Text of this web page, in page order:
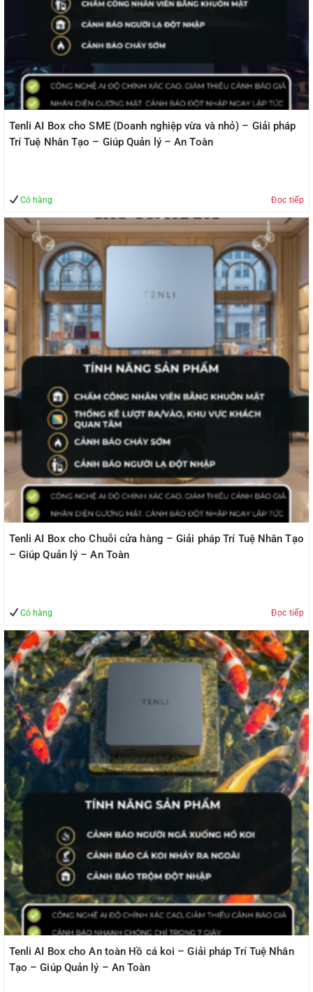
Tenli AI Box cho SME (Doanh nghiệp vừa và nhỏ) – Giải pháp
Trí Tuệ Nhân Tạo – Giúp Quản lý – An Toàn
Có hàng Đọc tiếp
Tenli AI Box cho Chuỗi cửa hàng – Giải pháp Trí Tuệ Nhân Tạo
– Giúp Quản lý – An Toàn
Có hàng Đọc tiếp
Tenli AI Box cho An toàn Hồ cá koi – Giải pháp Trí Tuệ Nhân
Tạo – Giúp Quản lý – An Toàn